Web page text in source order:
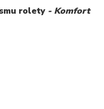
rolety - Komfort